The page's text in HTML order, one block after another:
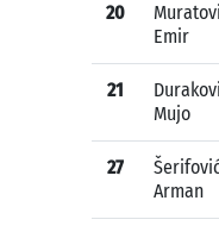
20
Emir
21
Mujo
27
Arman